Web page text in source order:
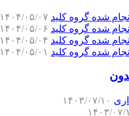
شده گروه کلید ۱۴۰۴/۰۵/۰۷
شده گروه کلید ۱۴۰۴/۰۵/۰۶
شده گروه کلید ۱۴۰۴/۰۵/۰۴
شده گروه کلید ۱۴۰۴/۰۵/۰۱
۱۴۰۳/۰۷/۱۰
۰۷/۱۰